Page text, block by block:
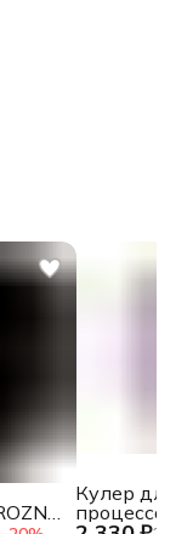
Кулер для